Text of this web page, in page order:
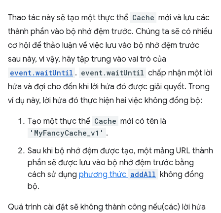
Thao tác này sẽ tạo một thực thể Cache mới và lưu các
thành phần vào bộ nhớ đệm trước. Chúng ta sẽ có nhiều
cơ hội để thảo luận về việc lưu vào bộ nhớ đệm trước
sau này, vì vậy, hãy tập trung vào vai trò của
event.waitUntil . event.waitUntil chấp nhận một lời
hứa và đợi cho đến khi lời hứa đó được giải quyết. Trong
ví dụ này, lời hứa đó thực hiện hai việc không đồng bộ:
Tạo một thực thể Cache mới có tên là
'MyFancyCache_v1' .
Sau khi bộ nhớ đệm được tạo, một mảng URL thành
phần sẽ được lưu vào bộ nhớ đệm trước bằng
cách sử dụng phương thức addAll không đồng
bộ.
Quá trình cài đặt sẽ không thành công nếu(các) lời hứa